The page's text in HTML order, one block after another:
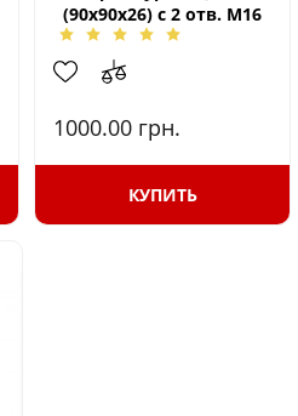
(90х90х26) с 2 отв. М16
1000.00 грн.
КУПИТЬ